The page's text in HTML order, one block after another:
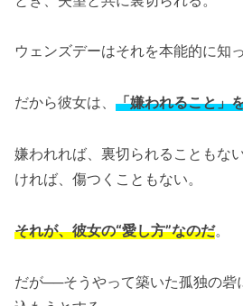
ウェンズデーはそれを本能的に知っ
だから彼女は、 「嫌われること」
嫌われれば、裏切られることもな
ければ、傷つくこともない。
それが、彼女の“愛し方”なのだ。
だが──そうやって築いた孤独の砦